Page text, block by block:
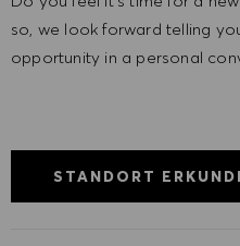
so, we look forward telling
opportunity in a personal
STANDORT